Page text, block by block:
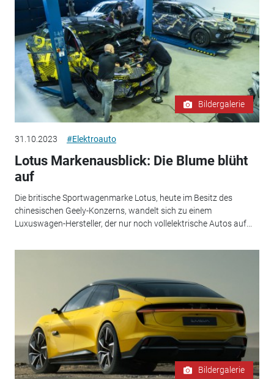
Bildergalerie
31.10.2023 #Elektroauto
Lotus Markenausblick: Die Blume blüht
auf
Die britische Sportwagenmarke Lotus, heute im Besitz des
chinesischen Geely-Konzerns, wandelt sich zu einem
Luxuswagen-Hersteller, der nur noch vollelektrische Autos auf...
Bildergalerie